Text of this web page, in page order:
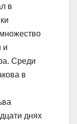
в
и
Среди
в
днях